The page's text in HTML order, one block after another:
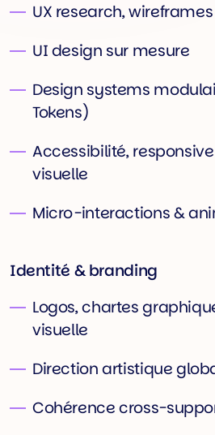
UX research,
UI design sur mesure
Design systems
Tokens)
Accessibilité,
visuelle
Micro-interactions &
Identité & branding
Logos, chartes
visuelle
Direction artistique
Cohérence cross-